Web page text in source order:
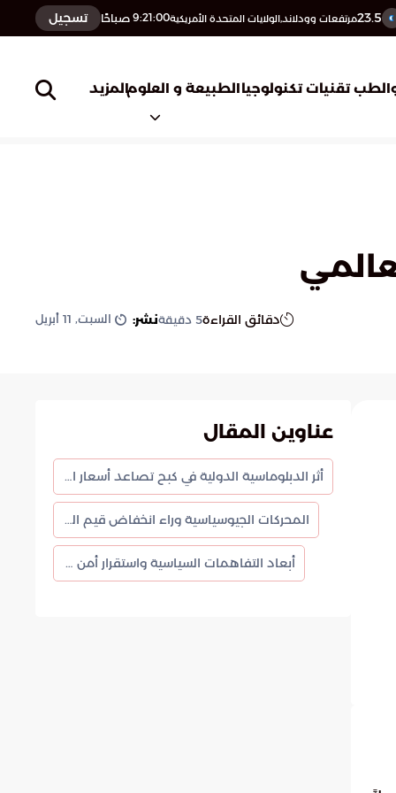
23.5مرتفعات وودلاند,الولايات المتحدة الأمريكية9:21:01 صباحًا تسجيل
تقنيات تكنولوجياالطبيعة و العلومالمزيد
دقائق القراءة5 دقيقةنشر: السبت, 11 أبريل
عناوين المقال
أثر الدبلوماسية الدولية في كبح تصاعد أسعار النفط العالمية
المحركات الجيوسياسية وراء انخفاض قيم الخام
أبعاد التفاهمات السياسية واستقرار أمن الطاقة